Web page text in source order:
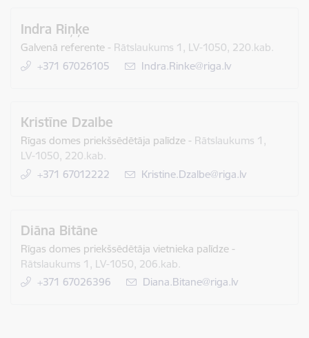
Indra Riņķe
Galvenā referente - Rātslaukums 1, LV-1050, 220.kab.
+371 67026105
E-pasts:
Indra.Rinke@riga.lv
Kristīne Dzalbe
Rīgas domes priekšsēdētāja palīdze - Rātslaukums 1,
LV-1050, 220.kab.
+371 67012222
E-pasts:
Kristine.Dzalbe@riga.lv
Diāna Bitāne
Rīgas domes priekšsēdētāja vietnieka palīdze -
Rātslaukums 1, LV-1050, 206.kab.
+371 67026396
E-pasts:
Diana.Bitane@riga.lv